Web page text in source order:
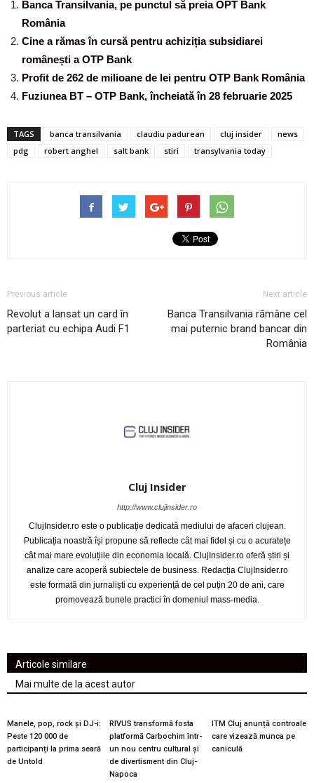
Banca Transilvania, pe punctul să preia OPT Bank
România
Cine a rămas în cursă pentru achiziția subsidiarei
românești a OTP Bank
Profit de 262 de milioane de lei pentru OTP Bank România
Fuziunea BT – OTP Bank, încheiată în 28 februarie 2025
TAGS banca transilvania claudiu padurean cluj insider
news
pdg
robert anghel salt bank stiri transylvania today
Previous article
Revolut a lansat un card în
parteriat cu echipa Audi F1
Next article
Banca Transilvania rămâne cel
mai puternic brand bancar din
România
Cluj Insider
http://www.clujinsider.ro
ClujInsider.ro este o publicație dedicată mediului de afaceri clujean.
Publicația noastră își propune să reflecte cât mai fidel și cu o acuratețe
cât mai mare evoluțiile din economia locală. ClujInsider.ro oferă știri și
analize care acoperă subiectele de business. Redacția ClujInsider.ro
este formată din jurnaliști cu experiență de cel puțin 20 de ani, care
promovează bunele practici în domeniul mass-media.
Articole similare
Mai multe de la acest autor
Manele, pop, rock și DJ-i:
Peste 120 000 de
participanți la prima seară
de Untold
RIVUS transformă fosta
platformă Carbochim într-
un nou centru cultural și
de divertisment din Cluj-
Napoca
ITM Cluj anunță controale
care vizează munca pe
caniculă